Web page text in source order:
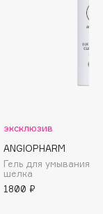
эксклюзив
ANGIOPHARM
Гель для умывания с
шелка
1800 ₽